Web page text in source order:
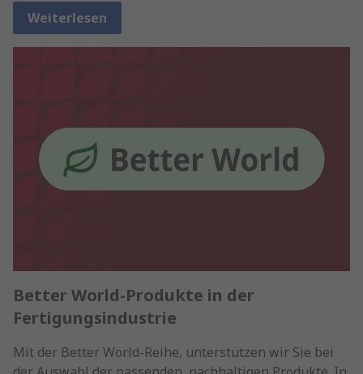
Weiterlesen
Better World-Produkte in der
Fertigungsindustrie
Mit der Better World-Reihe, unterstützen wir Sie bei